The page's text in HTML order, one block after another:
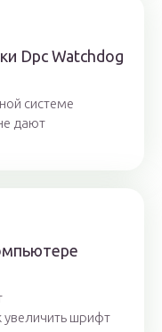
Dpc Watchdog
системе
дают
увеличить шрифт